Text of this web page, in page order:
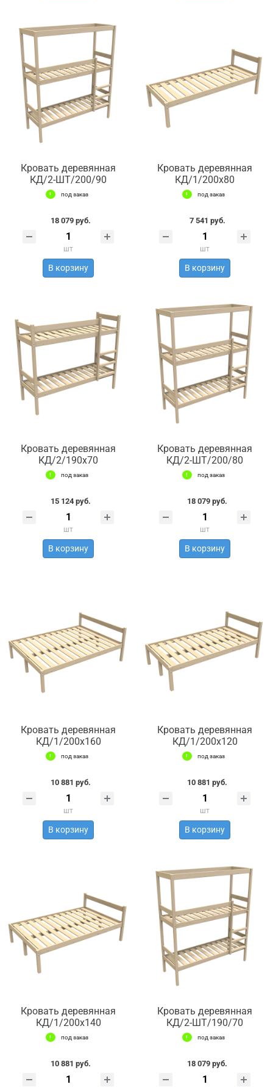
Кровать деревянная
КД/2-ШТ/200/90
под заказ
18 079 руб.
шт
В корзину
Кровать деревянная
КД/1/200х80
под заказ
7 541 руб.
шт
В корзину
Кровать деревянная
КД/2/190х70
под заказ
15 124 руб.
шт
В корзину
Кровать деревянная
КД/2-ШТ/200/80
под заказ
18 079 руб.
шт
В корзину
Кровать деревянная
КД/1/200х160
под заказ
10 881 руб.
шт
В корзину
Кровать деревянная
КД/1/200х120
под заказ
10 881 руб.
шт
В корзину
Кровать деревянная
КД/1/200х140
под заказ
10 881 руб.
Кровать деревянная
КД/2-ШТ/190/70
под заказ
18 079 руб.